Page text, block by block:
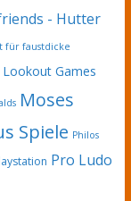
- Hutter
für faustdicke
Lookout Games
Moses
Spiele Philos
Pro Ludo